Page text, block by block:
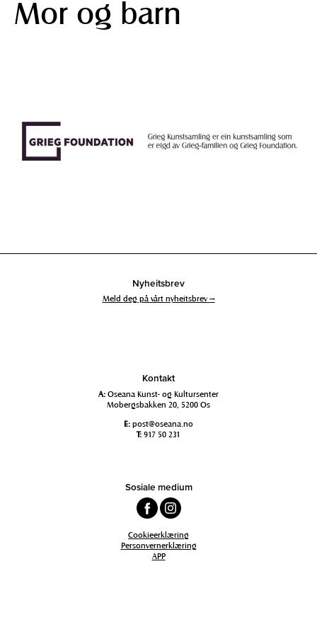
Mor og barn
Nyheitsbrev
Meld deg på vårt nyheitsbrev →
Kontakt
A: Oseana Kunst- og Kultursenter
Mobergsbakken 20, 5200 Os
E: post@oseana.no
T: 917 50 231
Sosiale medium
Cookieerklæring
Personvernerklæring
APP